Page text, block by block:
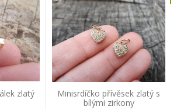
zlatý
Minisrdíčko přívěsek zlatý s
bílými zirkony